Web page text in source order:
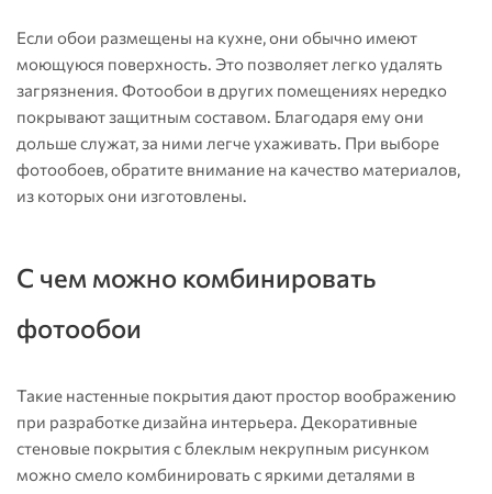
Если обои размещены на кухне, они обычно имеют
моющуюся поверхность. Это позволяет легко удалять
загрязнения. Фотообои в других помещениях нередко
покрывают защитным составом. Благодаря ему они
дольше служат, за ними легче ухаживать. При выборе
фотообоев, обратите внимание на качество материалов,
из которых они изготовлены.
С чем можно комбинировать
фотообои
Такие настенные покрытия дают простор воображению
при разработке дизайна интерьера. Декоративные
стеновые покрытия с блеклым некрупным рисунком
можно смело комбинировать с яркими деталями в